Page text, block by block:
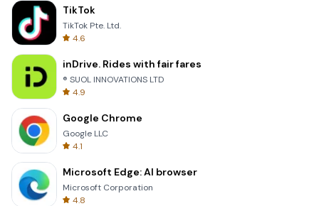
TikTok
TikTok Pte. Ltd.
4.6
inDrive. Rides with fair fares
® SUOL INNOVATIONS LTD
4.9
Google Chrome
Google LLC
4.1
Microsoft Edge: AI browser
Microsoft Corporation
4.8